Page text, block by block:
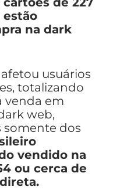
estão
na dark
usuários
totalizando
venda em
web,
somente dos
vendido na
ou cerca de